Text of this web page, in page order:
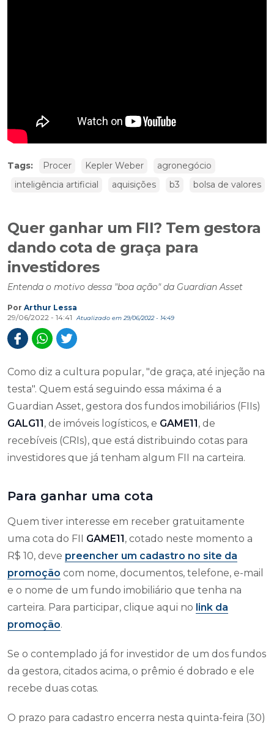
Tags: Procer Kepler Weber
agronegócio
inteligência artificial
aquisições b3 bolsa de valores
Quer ganhar um FII? Tem gestora
dando cota de graça para
investidores
Entenda o motivo dessa "boa ação" da Guardian Asset
Por Arthur Lessa
29/06/2022 - 14:41
Atualizado em 29/06/2022 - 14:49
Como diz a cultura popular, "de graça, até injeção na
testa". Quem está seguindo essa máxima é a
Guardian Asset, gestora dos fundos imobiliários (FIIs)
GALG11, de imóveis logísticos, e GAME11, de
recebíveis (CRIs), que está distribuindo cotas para
investidores que já tenham algum FII na carteira.
Para ganhar uma cota
Quem tiver interesse em receber gratuitamente
uma cota do FII GAME11, cotado neste momento a
R$ 10, deve preencher um cadastro no site da
promoção com nome, documentos, telefone, e-mail
e o nome de um fundo imobiliário que tenha na
carteira. Para participar, clique aqui no link da
promoção.
Se o contemplado já for investidor de um dos fundos
da gestora, citados acima, o prêmio é dobrado e ele
recebe duas cotas.
O prazo para cadastro encerra nesta quinta-feira (30)